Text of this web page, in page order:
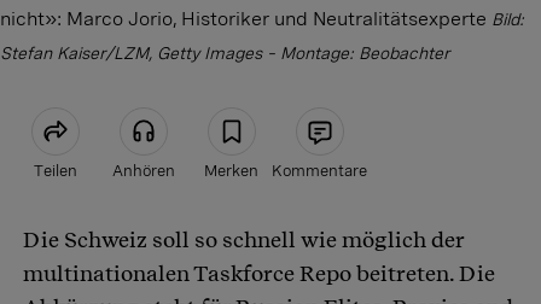
nicht»: Marco Jorio, Historiker und Neutralitätsexperte Bild:
Stefan Kaiser/LZM, Getty Images – Montage: Beobachter
Teilen Anhören Merken Kommentare
Artikel teilen
Die Schweiz soll so schnell wie möglich der
multinationalen Taskforce Repo beitreten. Die